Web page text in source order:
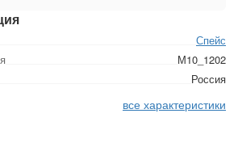
Спейс
М10_1202
Россия
все характеристики